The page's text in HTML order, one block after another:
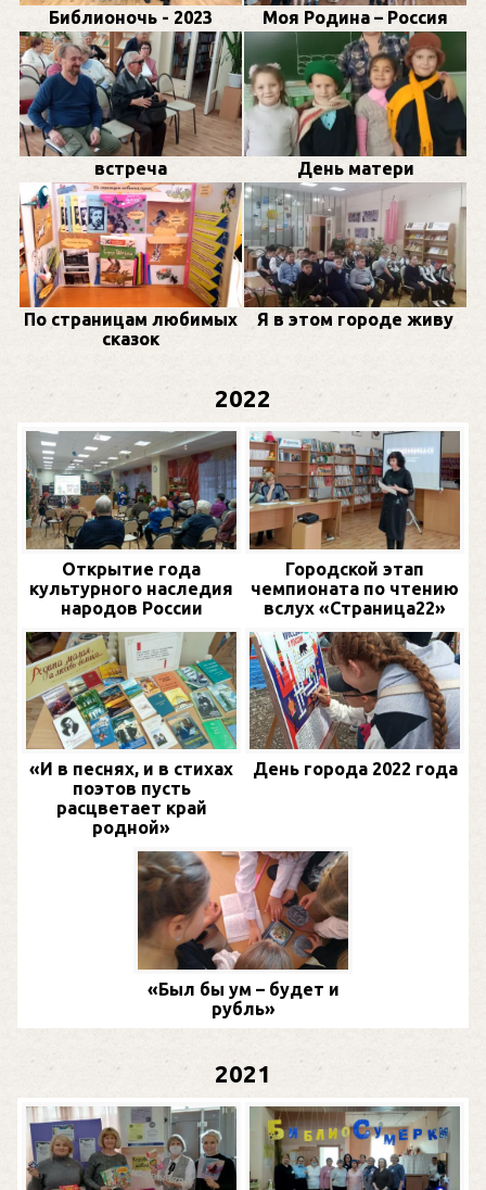
Библионочь - 2023 Моя Родина – Россия
встреча День матери
По страницам любимых
сказок
Я в этом городе живу
2022
Открытие года
культурного наследия
народов России
Городской этап
чемпионата по чтению
вслух «Страница22»
«И в песнях, и в стихах
поэтов пусть
расцветает край
родной»
День города 2022 года
«Был бы ум – будет и
рубль»
2021